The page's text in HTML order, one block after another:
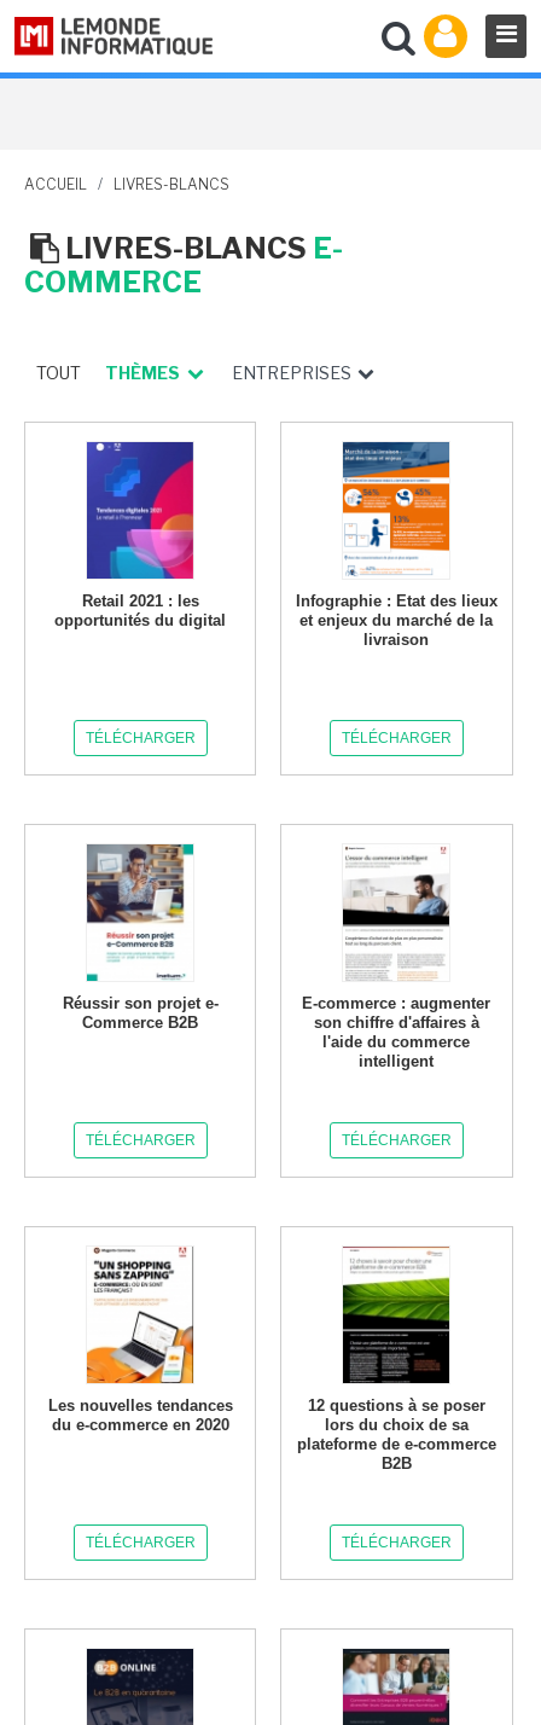
ACCUEIL / LIVRES-BLANCS
LIVRES-BLANCS E-
COMMERCE
TOUT THÈMES ENTREPRISES
Retail 2021 : les
opportunités du digital
TÉLÉCHARGER
Infographie : Etat des lieux
et enjeux du marché de la
livraison
TÉLÉCHARGER
Réussir son projet e-
Commerce B2B
TÉLÉCHARGER
E-commerce : augmenter
son chiffre d'affaires à
l'aide du commerce
intelligent
TÉLÉCHARGER
Les nouvelles tendances
du e-commerce en 2020
TÉLÉCHARGER
12 questions à se poser
lors du choix de sa
plateforme de e-commerce
B2B
TÉLÉCHARGER